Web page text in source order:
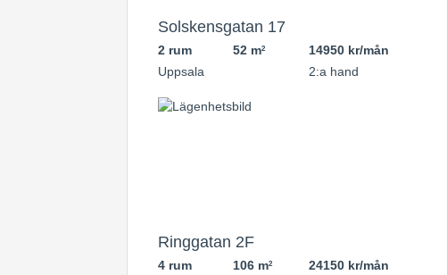
Solskensgatan 17
2 rum 52 m2
14950 kr/mån
Uppsala
2:a hand
Ringgatan 2F
4 rum 106 m2
24150 kr/mån